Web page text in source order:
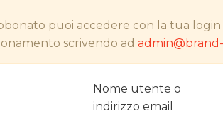
puoi accedere con la tua
scrivendo ad
Nome utente o
indirizzo email